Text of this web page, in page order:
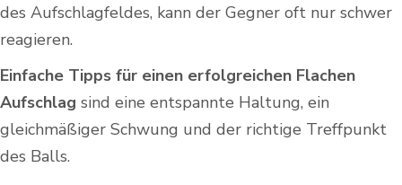
des Aufschlagfeldes, kann der Gegner oft nur schwer⁢
reagieren.
Einfache Tipps für einen erfolgreichen Flachen
Aufschlag sind eine entspannte Haltung, ein
gleichmäßiger Schwung und der richtige Treffpunkt
des Balls.